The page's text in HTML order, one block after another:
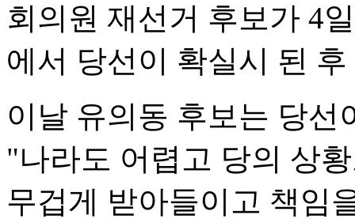
회의원 재선거 후보가 4
에서 당선이 확실시 된
이날 유의동 후보는 당선
"나라도 어렵고 당의 상
무겁게 받아들이고 책임